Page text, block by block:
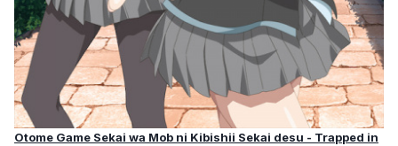
Otome Game Sekai wa Mob ni Kibishii Sekai desu - Trapped in